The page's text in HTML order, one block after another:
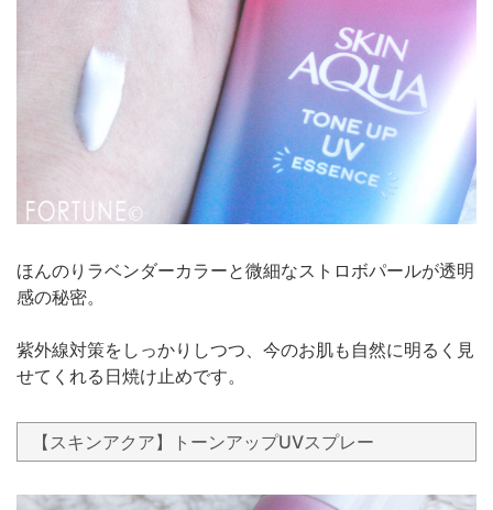
ほんのりラベンダーカラーと微細なストロボパールが透明
感の秘密。
紫外線対策をしっかりしつつ、今のお肌も自然に明るく見
せてくれる日焼け止めです。
【スキンアクア】トーンアップUVスプレー